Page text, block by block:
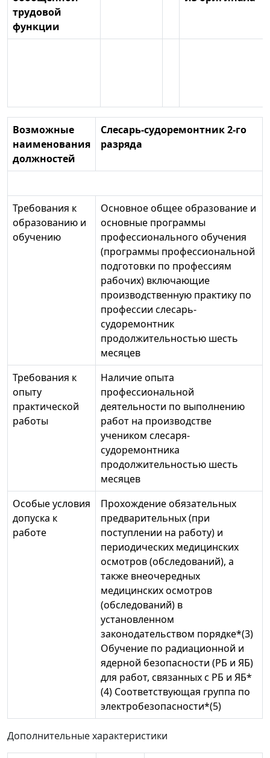
трудовой
функции
Возможные
наименования
должностей
Слесарь-судоремонтник 2-го
разряда
Требования к
образованию и
обучению
Основное общее образование и
основные программы
профессионального обучения
(программы профессиональной
подготовки по профессиям
рабочих) включающие
производственную практику по
профессии слесарь-
судоремонтник
продолжительностью шесть
месяцев
Требования к
опыту
практической
работы
Наличие опыта
профессиональной
деятельности по выполнению
работ на производстве
учеником слесаря-
судоремонтника
продолжительностью шесть
месяцев
Особые условия
допуска к
работе
Прохождение обязательных
предварительных (при
поступлении на работу) и
периодических медицинских
осмотров (обследований), а
также внеочередных
медицинских осмотров
(обследований) в
установленном
законодательством порядке*(3)
Обучение по радиационной и
ядерной безопасности (РБ и ЯБ)
для работ, связанных с РБ и ЯБ*
(4) Соответствующая группа по
электробезопасности*(5)
Дополнительные характеристики